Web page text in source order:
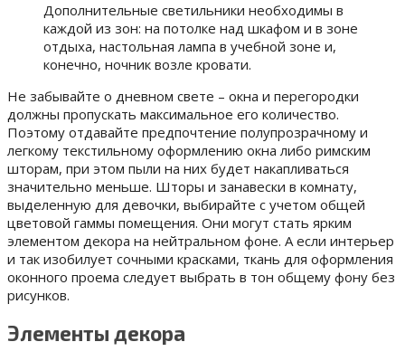
Дополнительные светильники необходимы в
каждой из зон: на потолке над шкафом и в зоне
отдыха, настольная лампа в учебной зоне и,
конечно, ночник возле кровати.
Не забывайте о дневном свете – окна и перегородки
должны пропускать максимальное его количество.
Поэтому отдавайте предпочтение полупрозрачному и
легкому текстильному оформлению окна либо римским
шторам, при этом пыли на них будет накапливаться
значительно меньше. Шторы и занавески в комнату,
выделенную для девочки, выбирайте с учетом общей
цветовой гаммы помещения. Они могут стать ярким
элементом декора на нейтральном фоне. А если интерьер
и так изобилует сочными красками, ткань для оформления
оконного проема следует выбрать в тон общему фону без
рисунков.
Элементы декора